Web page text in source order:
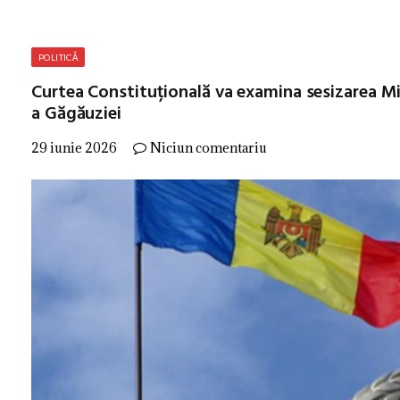
POLITICĂ
Curtea Constituțională va examina sesizarea
a Găgăuziei
29 iunie 2026 Niciun comentariu